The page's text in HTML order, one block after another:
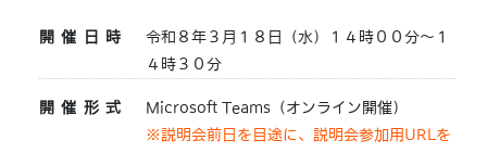
開催日時
令和８年３月１８日（水）１４時００分～１
４時３０分
開催形式
Microsoft Teams（オンライン開催）
※説明会前日を目途に、説明会参加用URLを